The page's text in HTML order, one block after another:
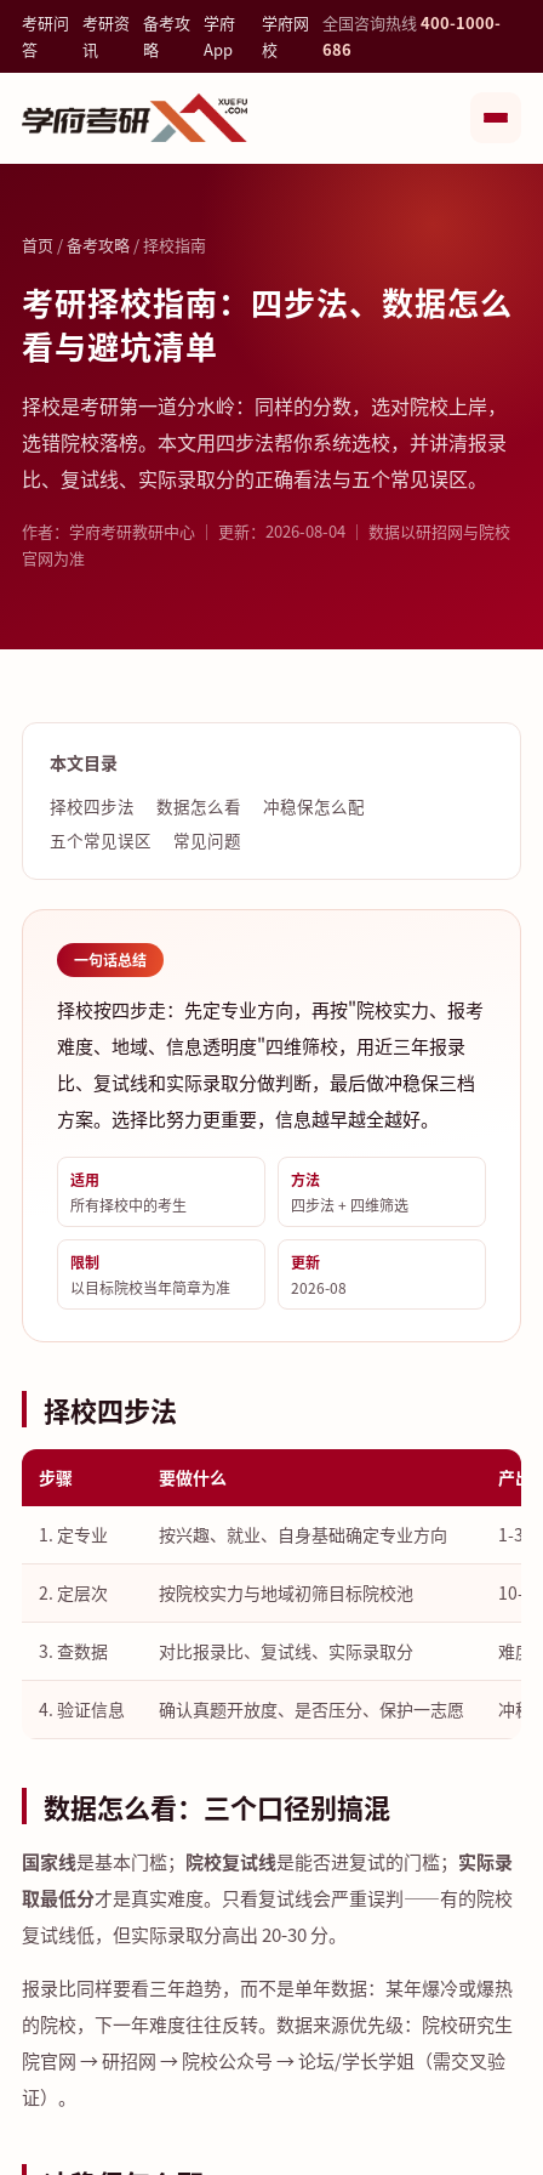
考研问
答
考研资
讯
备考攻
略
学府
App
学府网
校
全国咨询热线400-1000-
686
首页/备考攻略/ 择校指南
考研择校指南：四步法、数据怎么
看与避坑清单
择校是考研第一道分水岭：同样的分数，选对院校上岸，
选错院校落榜。本文用四步法帮你系统选校，并讲清报录
比、复试线、实际录取分的正确看法与五个常见误区。
作者：学府考研教研中心 ｜ 更新：2026-08-04 ｜ 数据以研招网与院校
官网为准
本文目录
择校四步法
数据怎么看
冲稳保怎么配
五个常见误区
常见问题
一句话总结
择校按四步走：先定专业方向，再按"院校实力、报考
难度、地域、信息透明度"四维筛校，用近三年报录
比、复试线和实际录取分做判断，最后做冲稳保三档
方案。选择比努力更重要，信息越早越全越好。
适用
所有择校中的考生
方法
四步法 + 四维筛选
限制
以目标院校当年简章为准
更新
2026-08
择校四步法
步骤 要做什么 产出
1. 定专业 按兴趣、就业、自身基础确定专业方向 1-3
2. 定层次 按院校实力与地域初筛目标院校池 10-
3. 查数据 对比报录比、复试线、实际录取分 难度
4. 验证信息 确认真题开放度、是否压分、保护一志愿 冲稳
数据怎么看：三个口径别搞混
国家线是基本门槛； 院校复试线是能否进复试的门槛； 实际录
取最低分才是真实难度。只看复试线会严重误判——有的院校
复试线低，但实际录取分高出 20-30 分。
报录比同样要看三年趋势，而不是单年数据：某年爆冷或爆热
的院校，下一年难度往往反转。数据来源优先级：院校研究生
院官网 → 研招网 → 院校公众号 → 论坛/学长学姐（需交叉验
证）。